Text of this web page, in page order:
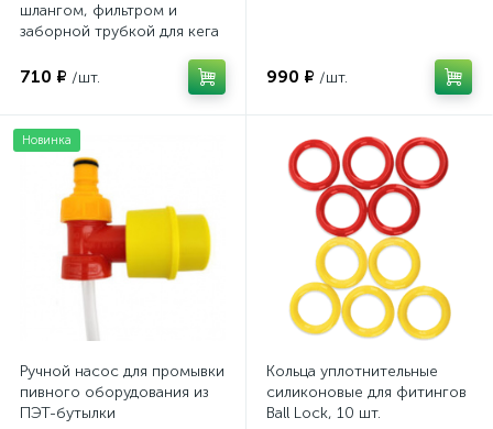
шлангом, фильтром и
заборной трубкой для кега
710 ₽ /шт. 990 ₽ /шт.
Новинка
Ручной насос для промывки
пивного оборудования из
ПЭТ-бутылки
Кольца уплотнительные
силиконовые для фитингов
Ball Lock, 10 шт.